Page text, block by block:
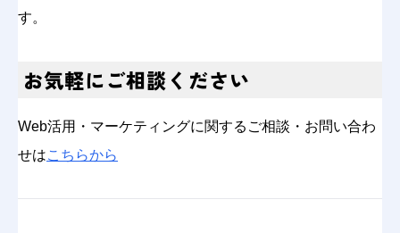
す。
お気軽にご相談ください
Web活用・マーケティングに関するご相談・お問い合わ
せはこちらから